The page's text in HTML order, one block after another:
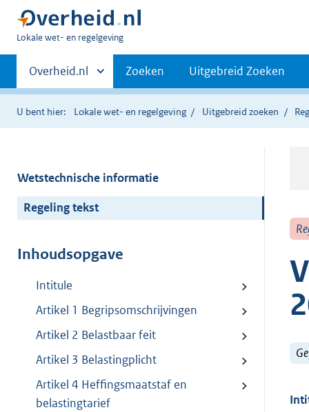
U
hier:
Lokale wet- en regelgeving
Primaire
navigatie
Andere
sites
binnen
Overheid.nl Zoeken Uitgebreid Zoeken
U bent hier: Lokale wet- en regelgeving Uitgebreid zoeken
Wetstechnische informatie
Regeling tekst
Inhoudsopgave
Intitule
Artikel 1 Begripsomschrijvingen
Artikel 2 Belastbaar feit
Artikel 3 Belastingplicht
Artikel 4 Heffingsmaatstaf en
belastingtarief